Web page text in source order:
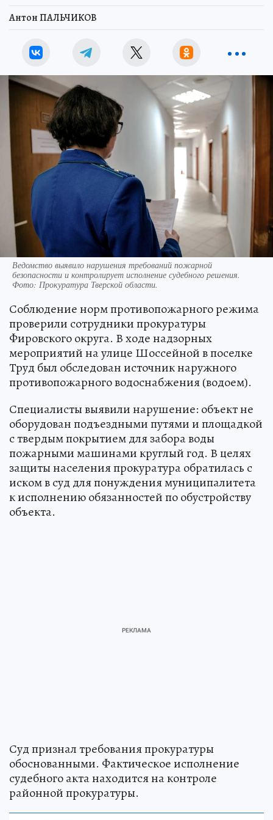
Антон ПАЛЬЧИКОВ
Ведомство выявило нарушения требований пожарной
безопасности и контролирует исполнение судебного решения.
Фото: Прокуратура Тверской области.
Соблюдение норм противопожарного режима
проверили сотрудники прокуратуры
Фировского округа. В ходе надзорных
мероприятий на улице Шоссейной в поселке
Труд был обследован источник наружного
противопожарного водоснабжения (водоем).
Специалисты выявили нарушение: объект не
оборудован подъездными путями и площадкой
с твердым покрытием для забора воды
пожарными машинами круглый год. В целях
защиты населения прокуратура обратилась с
иском в суд для понуждения муниципалитета
к исполнению обязанностей по обустройству
объекта.
Суд признал требования прокуратуры
обоснованными. Фактическое исполнение
судебного акта находится на контроле
районной прокуратуры.